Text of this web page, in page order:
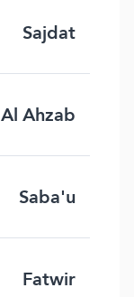
Sajdat
Al Ahzab
Saba'u
Fatwir